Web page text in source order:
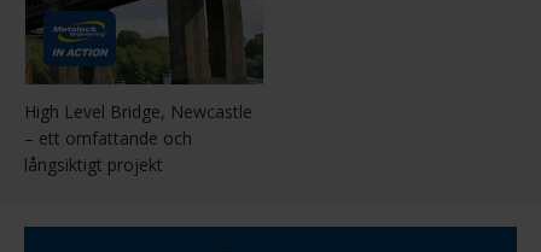
High Level Bridge, Newcastle
– ett omfattande och
långsiktigt projekt